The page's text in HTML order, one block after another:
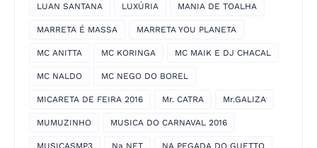
LUAN SANTANA LUXÚRIA MANIA DE TOALHA
MARRETA É MASSA MARRETA YOU PLANETA
MC ANITTA MC KORINGA MC MAIK E DJ CHACAL
MC NALDO MC NEGO DO BOREL
MICARETA DE FEIRA 2016 Mr. CATRA Mr.GALIZA
MUMUZINHO MUSICA DO CARNAVAL 2016